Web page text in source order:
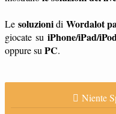
Le soluzionidi Wordalot
giocate su iPhone/iPad/
oppure su PC.
Niente